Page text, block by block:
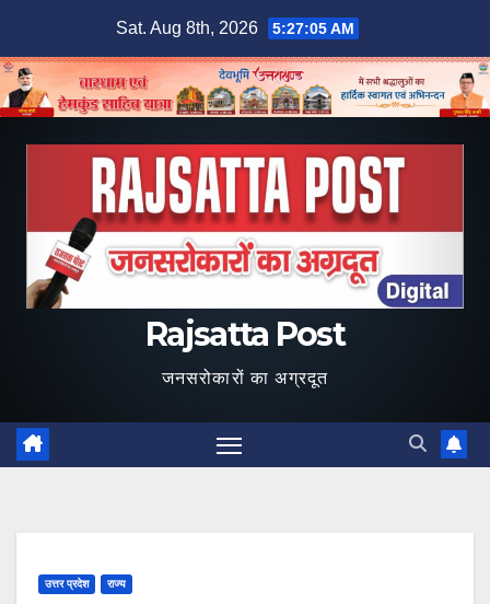
content
Sat. Aug 8th, 2026 5:27:06 AM
Rajsatta Post
जनसरोकारों का अग्रदूत
उत्तर प्रदेश राज्य